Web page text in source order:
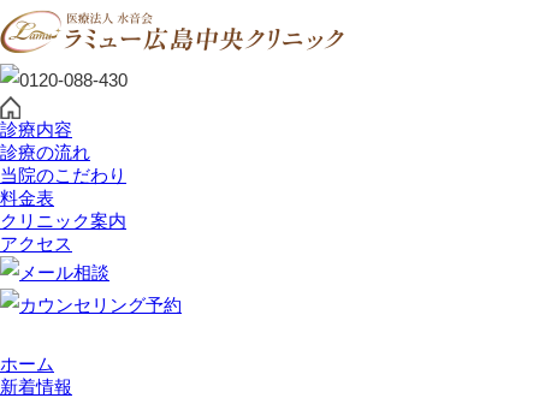
診療内容
診療の流れ
当院のこだわり
料金表
クリニック案内
アクセス
ホーム
新着情報